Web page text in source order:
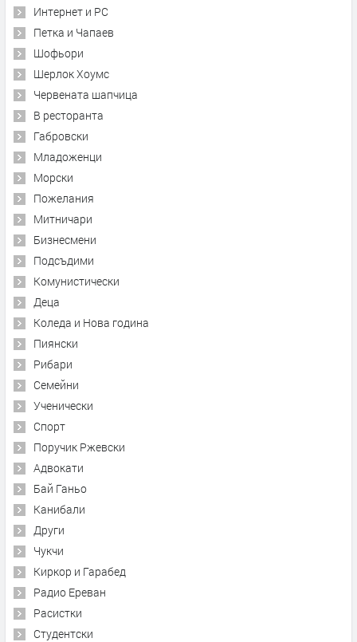
Интернет и PC
Петка и Чапаев
Шофьори
Шерлок Хоумс
Червената шапчица
В ресторанта
Габровски
Младоженци
Морски
Пожелания
Митничари
Бизнесмени
Подсъдими
Комунистически
Деца
Коледа и Нова година
Пиянски
Рибари
Семейни
Ученически
Спорт
Поручик Ржевски
Адвокати
Бай Ганьо
Канибали
Други
Чукчи
Киркор и Гарабед
Радио Ереван
Расистки
Студентски